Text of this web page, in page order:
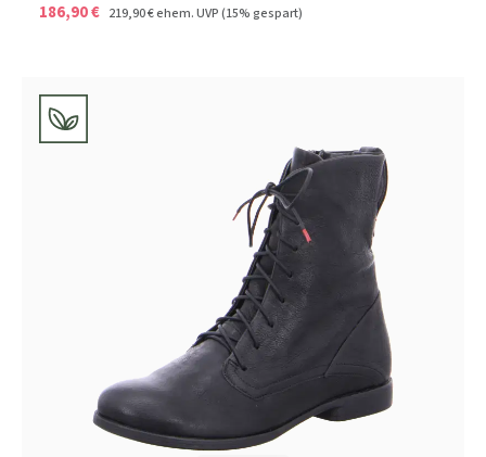
186,90 € 219,90 €ehem. UVP(15% gespart)